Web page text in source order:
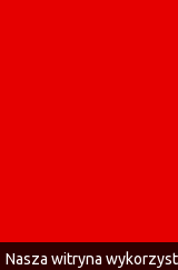
Nasza witryna